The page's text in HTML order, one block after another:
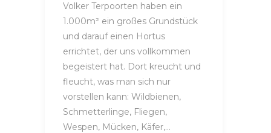
Volker Terpoorten haben ein
1.000m² ein großes Grundstück
und darauf einen Hortus
errichtet, der uns vollkommen
begeistert hat. Dort kreucht und
fleucht, was man sich nur
vorstellen kann: Wildbienen,
Schmetterlinge, Fliegen,
Wespen, Mücken, Käfer,…